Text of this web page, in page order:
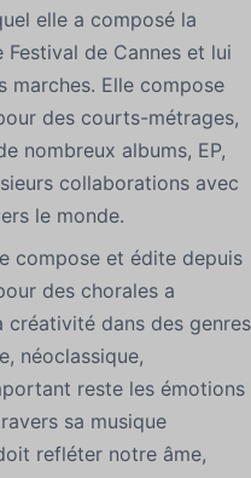
elle a composé la
de Cannes et lui
marches. Elle compose
des courts-métrages,
nombreux albums, EP,
collaborations avec
le monde.
compose et édite depuis
des chorales a
créativité dans des genres
néoclassique,
reste les émotions
sa musique
refléter notre âme,